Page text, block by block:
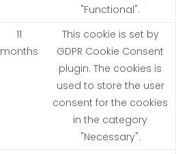
"Functional".
11
months
This cookie is set by
GDPR Cookie Consent
plugin. The cookies is
used to store the user
consent for the cookies
in the category
"Necessary".